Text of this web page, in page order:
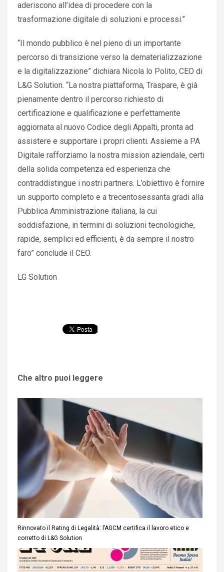
aderiscono all’idea di procedere con la
trasformazione digitale di soluzioni e processi.”
“Il mondo pubblico è nel pieno di un importante
percorso di transizione verso la dematerializzazione
e la digitalizzazione” dichiara Nicola lo Polito, CEO di
L&G Solution. “La nostra piattaforma, Traspare, è già
pienamente dentro il percorso richiesto di
certificazione e qualificazione e perfettamente
aggiornata al nuovo Codice degli Appalti, pronta ad
assistere e supportare i propri clienti. Assieme a PA
Digitale rafforziamo la nostra mission aziendale, certi
della solida competenza ed esperienza che
contraddistingue i nostri partners. L’obiettivo è fornire
un supporto completo e a trecentosessanta gradi alla
Pubblica Amministrazione italiana, la cui
soddisfazione, in termini di soluzioni tecnologiche,
rapide, semplici ed efficienti, è da sempre il nostro
faro” conclude il CEO.
LG Solution
Che altro puoi leggere
Rinnovato il Rating di Legalità: l’AGCM certifica il lavoro etico e
corretto di L&G Solution